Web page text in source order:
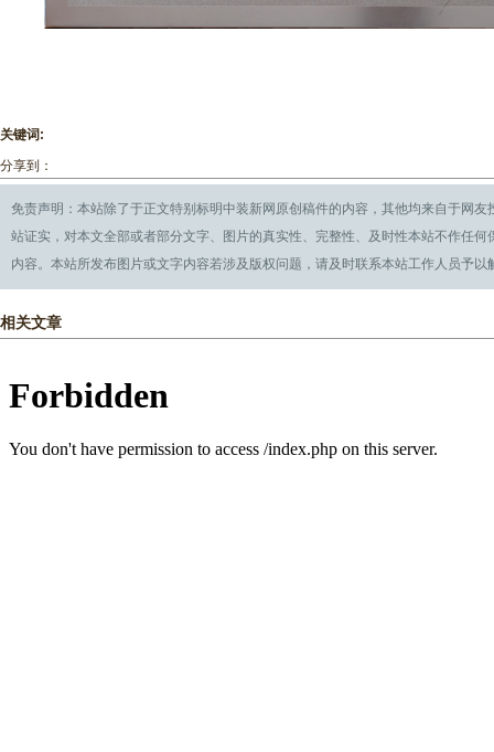
关键词:
分享到：
免责声明：本站除了于正文特别标明中装新网原创稿件的内容，其他均来自于网
站证实，对本文全部或者部分文字、图片的真实性、完整性、及时性本站不作任
内容。本站所发布图片或文字内容若涉及版权问题，请及时联系本站工作人员予以
相关文章